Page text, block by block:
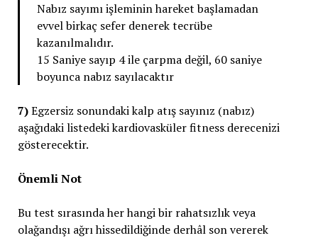
Nabız sayımı işleminin hareket başlamadan
evvel birkaç sefer denerek tecrübe
kazanılmalıdır.
15 Saniye sayıp 4 ile çarpma değil, 60 saniye
boyunca nabız sayılacaktır
7)Egzersiz sonundaki kalp atış sayınız (nabız)
aşağıdaki listedeki kardiovasküler fitness derecenizi
gösterecektir.
Önemli Not
Bu test sırasında her hangi bir rahatsızlık veya
olağandışı ağrı hissedildiğinde derhâl son vererek